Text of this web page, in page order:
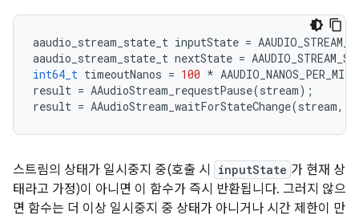
aaudio_stream_state_t inputState =
aaudio_stream_state_t nextState =
int64_t timeoutNanos = 100 *
result = AAudioStream_requestPause(stream);
result = AAudioStream_waitForStateChange(stream,
스트림의 상태가 일시중지 중(호출 시 inputState 가 현재 상
태라고 가정)이 아니면 이 함수가 즉시 반환됩니다. 그러지 않으
면 함수는 더 이상 일시중지 중 상태가 아니거나 시간 제한이 만